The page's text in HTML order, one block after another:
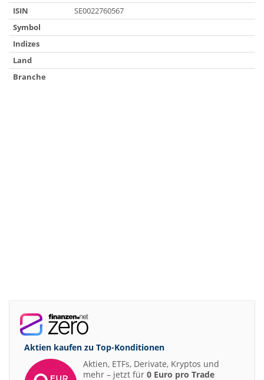
ISIN
SE0022760567
Symbol
Indizes
Land
Branche
Aktien kaufen zu Top-Konditionen
Aktien, ETFs, Derivate, Kryptos und
mehr – jetzt für 0 Euro pro Trade